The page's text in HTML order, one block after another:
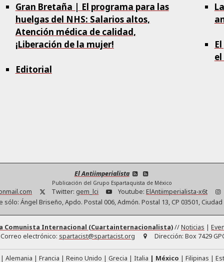
Gran Bretaña | El programa para las
huelgas del NHS: Salarios altos,
Atención médica de calidad,
¡Liberación de la mujer!
Editorial
El Antiimperialista
Publicación del Grupo Espartaquista de México
Twitter: gem_lci Youtube: ElAntiimperialista-x6t
sólo: Ángel Briseño, Apdo. Postal 006, Admón. Postal 13, CP 03501,
Comunista Internacional (Cuartainternacionalista)//Noticias |
Correo electrónico: spartacist@spartacist.org Dirección: Box 7429
Alemania Francia Reino Unido Grecia Italia México Filipinas